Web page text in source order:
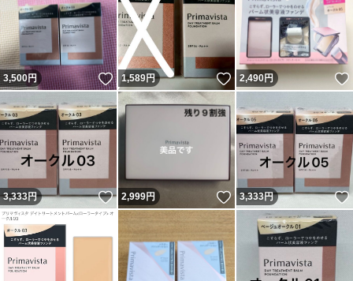
3,500円 いいね！
1,589円 いいね！
2,490円
3,333円 いいね！
2,999円 いいね！
3,333円